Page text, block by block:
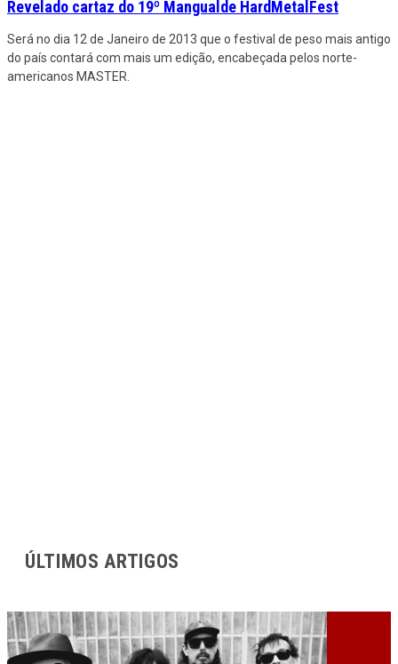
Revelado cartaz do 19º Mangualde HardMetalFest
Será no dia 12 de Janeiro de 2013 que o festival de peso mais antigo
do país contará com mais um edição, encabeçada pelos norte-
americanos MASTER.
ÚLTIMOS ARTIGOS